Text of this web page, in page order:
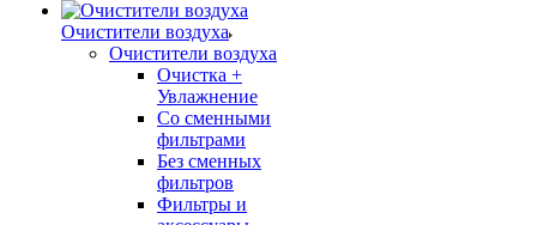
Очистители воздуха
Очистители воздуха
Очистка +
Увлажнение
Cо сменными
фильтрами
Без сменных
фильтров
Фильтры и